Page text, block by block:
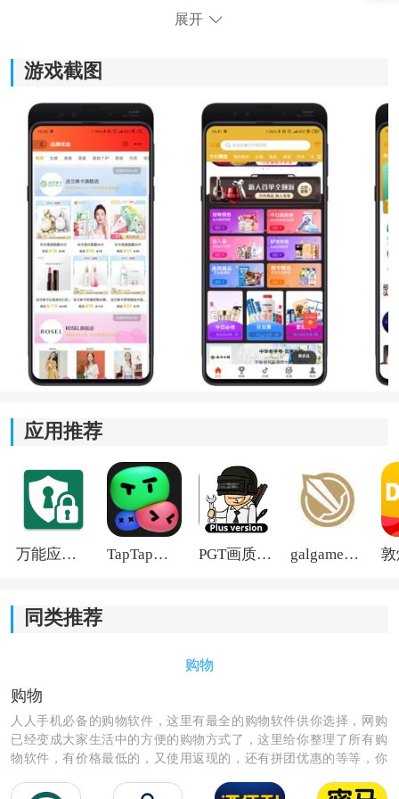
《多省联盟》软件优势：
1.提供千万件好物等待购买，用户无需费心寻找商品，即
可轻松购物。
2.可以获得更多折扣券和丰厚福利，享受超值购物体验。
3.聚集了各类大牌和潮牌商品，用户可以自由选择，满足
不同需求和喜好。
4.享受每日特价商品，以更低的价格购买实用高质量的商
品，省心省钱可靠又划算。
*新人免单购物活动让新用户可以免费购买商品，给予用
户体验和尝试的机会。
*用户可以领取全网优惠券，省下更多钱，购物成本更
低。
展开
游戏截图
应用推荐
万能应用隐藏 TapTap国际版2026 PGT画质助手旧版 galgame游戏盒子2026
同类推荐
购物
购物
人人手机必备的购物软件，这里有最全的购物软件供你选择，网购
已经变成大家生活中的方便的购物方式了，这里给你整理了所有购
物软件，有价格最低的，又使用返现的，还有拼团优惠的等等，你
便，最优惠的呢，快来选择下载吧！